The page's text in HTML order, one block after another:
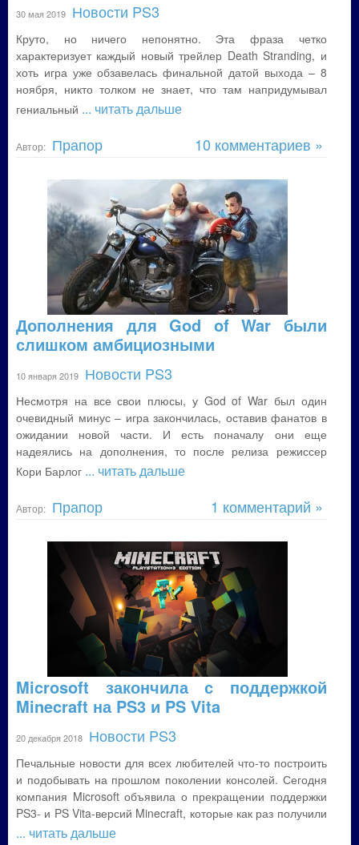
30 мая 2019 Новости PS3
Круто, но ничего непонятно. Эта фраза четко
характеризует каждый новый трейлер Death Stranding, и
хоть игра уже обзавелась финальной датой выхода – 8
ноября, никто толком не знает, что там напридумывал
гениальный ... читать дальше
Автор: Прапор 10 комментариев »
Дополнения для God of War были
слишком амбициозными
10 января 2019 Новости PS3
Несмотря на все свои плюсы, у God of War был один
очевидный минус – игра закончилась, оставив фанатов в
ожидании новой части. И есть поначалу они еще
надеялись на дополнения, то после релиза режиссер
Кори Барлог ... читать дальше
Автор: Прапор 1 комментарий »
Microsoft закончила с поддержкой
Minecraft на PS3 и PS Vita
20 декабря 2018 Новости PS3
Печальные новости для всех любителей что-то построить
и подобывать на прошлом поколении консолей. Сегодня
компания Microsoft объявила о прекращении поддержки
PS3- и PS Vita-версий Minecraft, которые как раз получили
... читать дальше